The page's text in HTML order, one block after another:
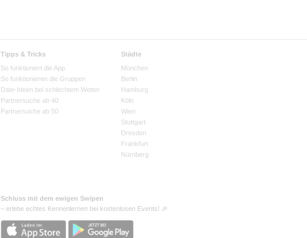
Tipps & Tricks
So funktioniert die App
So funktionieren die Gruppen
Date-Ideen bei schlechtem Wetter
Partnersuche ab 40
Partnersuche ab 50
Städte
München
Berlin
Hamburg
Köln
Wien
Stuttgart
Dresden
Frankfurt
Nürnberg
Schluss mit dem ewigen Swipen
– erlebe echtes Kennenlernen bei kostenlosen Events! 🎉